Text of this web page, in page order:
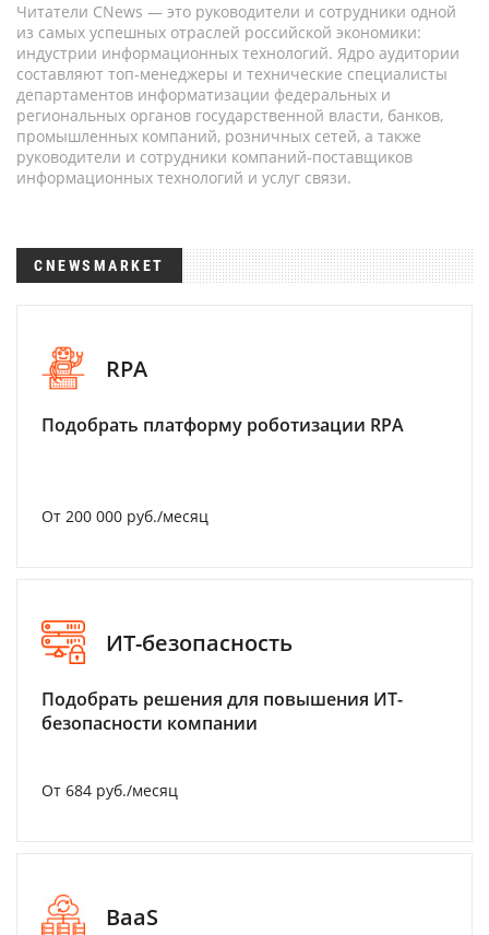
Читатели CNews — это руководители и сотрудники одной
из самых успешных отраслей российской экономики:
индустрии информационных технологий. Ядро аудитории
составляют топ-менеджеры и технические специалисты
департаментов информатизации федеральных и
региональных органов государственной власти, банков,
промышленных компаний, розничных сетей, а также
руководители и сотрудники компаний-поставщиков
информационных технологий и услуг связи.
CNEWSMARKET
RPA
Подобрать платформу роботизации RPA
От 200 000 руб./месяц
ИТ-безопасность
Подобрать решения для повышения ИТ-
безопасности компании
От 684 руб./месяц
BaaS